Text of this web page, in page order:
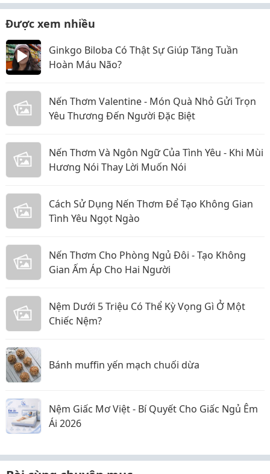
Được xem nhiều
Ginkgo Biloba Có Thật Sự Giúp Tăng Tuần
Hoàn Máu Não?
Nến Thơm Valentine - Món Quà Nhỏ Gửi Trọn
Yêu Thương Đến Người Đặc Biệt
Nến Thơm Và Ngôn Ngữ Của Tình Yêu - Khi Mùi
Hương Nói Thay Lời Muốn Nói
Cách Sử Dụng Nến Thơm Để Tạo Không Gian
Tình Yêu Ngọt Ngào
Nến Thơm Cho Phòng Ngủ Đôi - Tạo Không
Gian Ấm Áp Cho Hai Người
Nệm Dưới 5 Triệu Có Thể Kỳ Vọng Gì Ở Một
Chiếc Nệm?
Bánh muffin yến mạch chuối dừa
Nệm Giấc Mơ Việt - Bí Quyết Cho Giấc Ngủ Êm
Ái 2026